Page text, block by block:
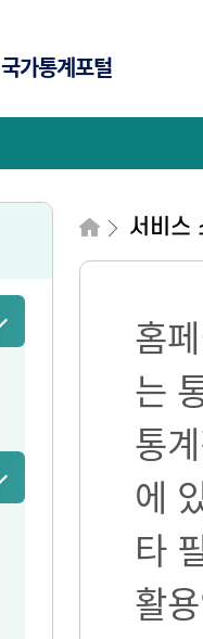
국가통계포털
서비스
홈
는
통
에
타
활